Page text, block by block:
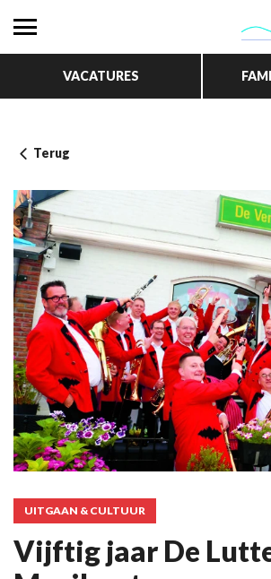
VACATURES
Terug
UITGAAN & CULTUUR
Vijftig jaar De